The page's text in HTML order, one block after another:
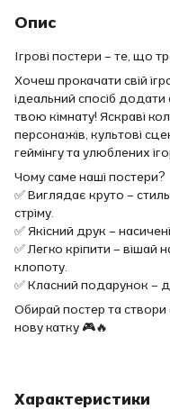
Опис
Ігрові постери – те, що
Хочеш прокачати свій
ідеальний спосіб
твою кімнату! Яскраві
персонажів, культові
геймінгу та улюблених
Чому саме наші постери?
✅ Виглядає круто –
стріму.
✅ Якісний друк –
✅ Легко кріпити – вішай
клопоту.
✅ Класний подарунок –
Обирай постер та
нову катку 🎮🔥
Характеристики